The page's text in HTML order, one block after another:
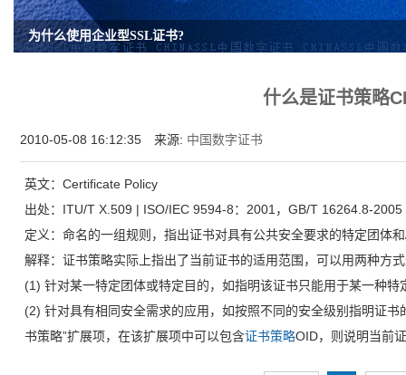
为什么使用企业型SSL证书?
什么是证书策略
2010-05-08 16:12:35 来源: 中国数字证书
英文：Certificate Policy
出处：ITU/T X.509 | ISO/IEC 9594-8：2001，GB/T 16264.8-2005
定义：命名的一组规则，指出证书对具有公共安全要求的特定团体
解释：证书策略实际上指出了当前证书的适用范围，可以用两种方
(1) 针对某一特定团体或特定目的，如指明该证书只能用于某一种特
(2) 针对具有相同安全需求的应用，如按照不同的安全级别指明证书
书策略”扩展项，在该扩展项中可以包含证书策略OID，则说明当前